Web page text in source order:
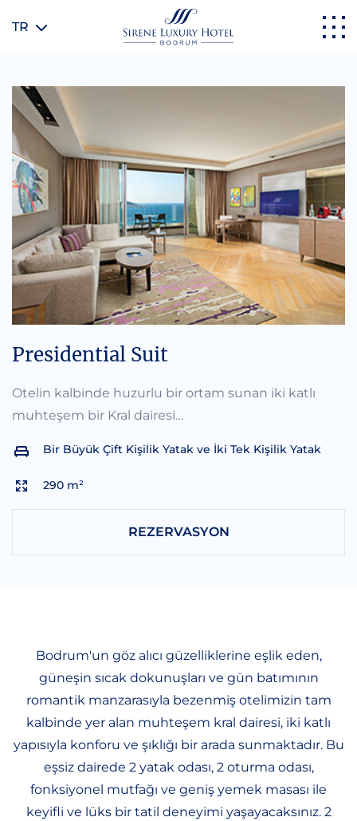
TR
Presidential Suit
Otelin kalbinde huzurlu bir ortam sunan iki katlı
muhteşem bir Kral dairesi…
Bir Büyük Çift Kişilik Yatak ve İki Tek Kişilik Yatak
290 m²
REZERVASYON
Bodrum'un göz alıcı güzelliklerine eşlik eden,
güneşin sıcak dokunuşları ve gün batımının
romantik manzarasıyla bezenmiş otelimizin tam
kalbinde yer alan muhteşem kral dairesi, iki katlı
yapısıyla konforu ve şıklığı bir arada sunmaktadır. Bu
eşsiz dairede 2 yatak odası, 2 oturma odası,
fonksiyonel mutfağı ve geniş yemek masası ile
keyifli ve lüks bir tatil deneyimi yaşayacaksınız. 2